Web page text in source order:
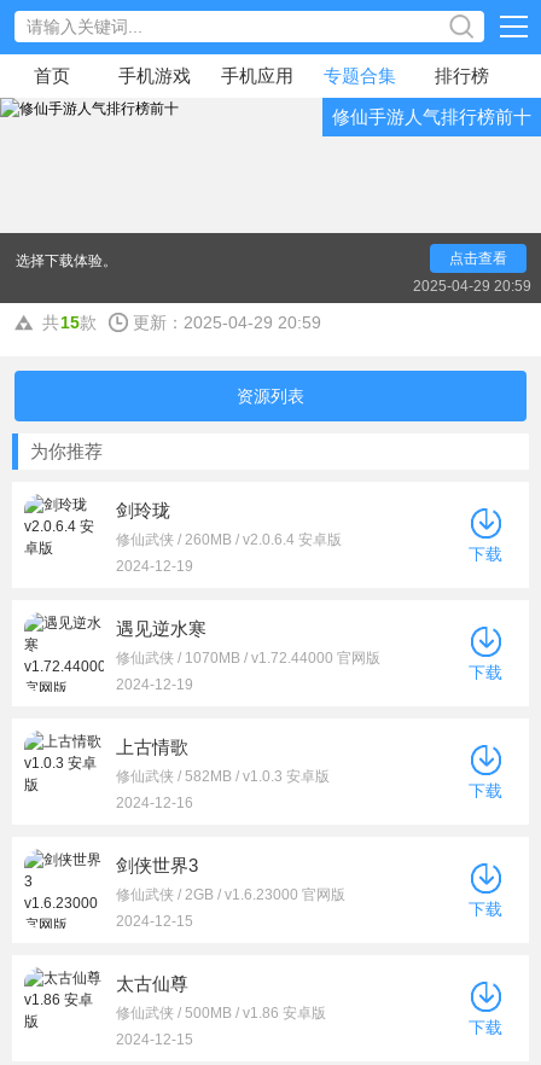
首页 手机游戏 手机应用 专题合集
排行榜
修仙手游人气排行榜前十
排行榜前十的游戏汇总，感兴趣的可以根据自己的喜欢来
选择下载体验。
点击查看
2025-04-29 20:59
共15款 更新：2025-04-29 20:59
资源列表
为你推荐
剑玲珑
修仙武侠 / 260MB / v2.0.6.4 安卓版
2024-12-19
下载
遇见逆水寒
修仙武侠 / 1070MB / v1.72.44000 官网版
2024-12-19
下载
上古情歌
修仙武侠 / 582MB / v1.0.3 安卓版
2024-12-16
下载
剑侠世界3
修仙武侠 / 2GB / v1.6.23000 官网版
2024-12-15
下载
太古仙尊
修仙武侠 / 500MB / v1.86 安卓版
2024-12-15
下载